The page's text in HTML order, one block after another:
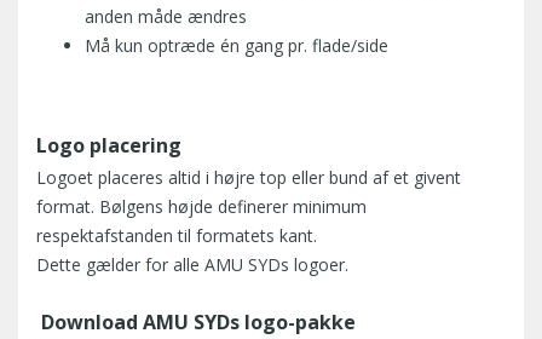
anden måde ændres
Må kun optræde én gang pr. flade/side
Logo placering
Logoet placeres altid i højre top eller bund af et givent
format. Bølgens højde definerer minimum
respektafstanden til formatets kant.
Dette gælder for alle AMU SYDs logoer.
Download AMU SYDs logo-pakke